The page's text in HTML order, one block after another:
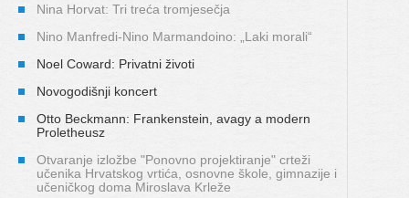
Nina Horvat: Tri treća tromjesečja
Nino Manfredi-Nino Marmandoino: „Laki morali“
Noel Coward: Privatni životi
Novogodišnji koncert
Otto Beckmann: Frankenstein, avagy a modern
Proletheusz
Otvaranje izložbe "Ponovno projektiranje" crteži
učenika Hrvatskog vrtića, osnovne škole, gimnazije i
učeničkog doma Miroslava Krleže